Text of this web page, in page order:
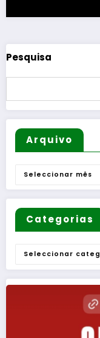
Pesquisa
Arquivo
Arquivo
Categorias
Categorias